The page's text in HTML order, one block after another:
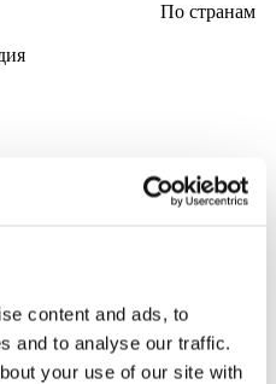
content and ads, to
and to analyse our traffic.
your use of our site with
По странам